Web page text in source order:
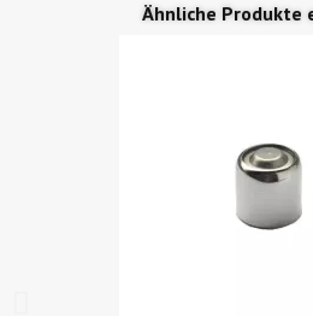
Ähnliche Produkte